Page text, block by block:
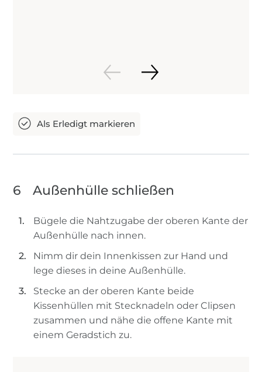
6 Außenhülle schließen
Bügele die Nahtzugabe der oberen Kante der
Außenhülle nach innen.
Nimm dir dein Innenkissen zur Hand und
lege dieses in deine Außenhülle.
Stecke an der oberen Kante beide
Kissenhüllen mit Stecknadeln oder Clipsen
zusammen und nähe die offene Kante mit
einem Geradstich zu.